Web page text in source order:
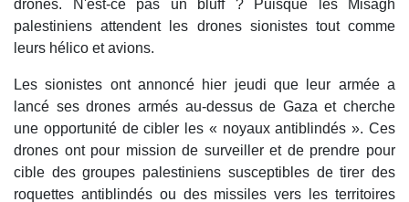
drones. N'est-ce pas un bluff ? Puisque les Misagh
palestiniens attendent les drones sionistes tout comme
leurs hélico et avions.
Les sionistes ont annoncé hier jeudi que leur armée a
lancé ses drones armés au-dessus de Gaza et cherche
une opportunité de cibler les « noyaux antiblindés ». Ces
drones ont pour mission de surveiller et de prendre pour
cible des groupes palestiniens susceptibles de tirer des
roquettes antiblindés ou des missiles vers les territoires